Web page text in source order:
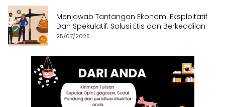
Menjawab Tantangan Ekonomi Eksploitatif
Dan Spekulatif: Solusi Etis dan Berkeadilan
25/07/2025